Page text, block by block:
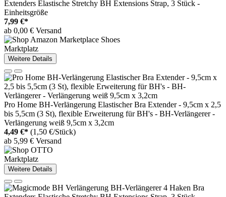
Extenders Elastische Stretchy BH Extensions Strap, 3 Stück -
Einheitsgröße
7,99 €*
ab 0,00 € Versand
Marktplatz
Weitere Details
Pro Home BH-Verlängerung Elastischer Bra Extender - 9,5cm x 2,5
bis 5,5cm (3 St), flexible Erweiterung für BH's - BH-Verlängerer -
Verlängerung weiß 9,5cm x 3,2cm
4,49 €* (1,50 €/Stück)
ab 5,99 € Versand
Marktplatz
Weitere Details